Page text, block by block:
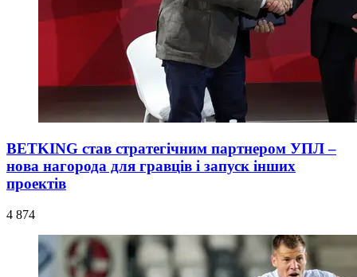
BETKING став стратегічним партнером УПЛ –
нова нагорода для гравців і запуск інших
проектів
4 874